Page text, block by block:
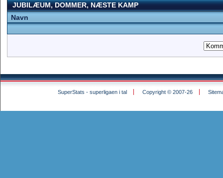
JUBILÆUM, DOMMER, NÆSTE KAMP
Navn
SuperStats - superligaen i tal Copyright © 2007-26